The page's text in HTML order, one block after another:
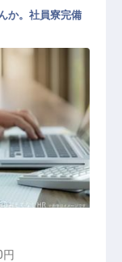
か。社員寮完備
円